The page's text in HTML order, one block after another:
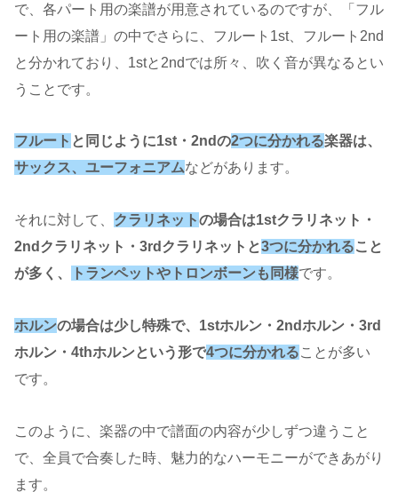
で、各パート用の楽譜が用意されているのですが、「フル
ート用の楽譜」の中でさらに、フルート1st、フルート2nd
と分かれており、1stと2ndでは所々、吹く音が異なるとい
うことです。
フルート と同じように1st・2ndの2つに分かれる楽器は、
サックス、ユーフォニアムなどがあります。
それに対して、 クラリネットの場合は1stクラリネット・
2ndクラリネット・3rdクラリネットと3つに分かれること
が多く、
トランペットやトロンボーンも同様です。
ホルンの場合は少し特殊で、1stホルン・2ndホルン・3rd
ホルン・4thホルンという形で4つに分かれることが多い
です。
このように、楽器の中で譜面の内容が少しずつ違うこと
で、全員で合奏した時、魅力的なハーモニーができあがり
ます。